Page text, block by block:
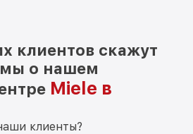
клиентов скажут
о нашем
Miele в
клиенты?